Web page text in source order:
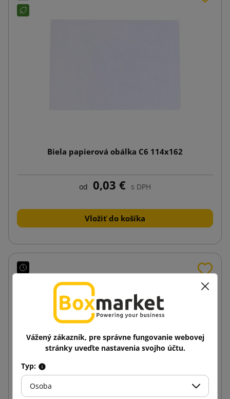
Biela papierová obálka C6 114x162
od 0,03 € s DPH
Vložiť do košíka
Vážený zákazník, pre správne fungovanie webovej
stránky uveďte nastavenia svojho účtu.
Typ:
Osoba